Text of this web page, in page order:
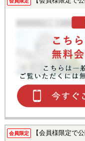
会員限定 【会員様限定で公